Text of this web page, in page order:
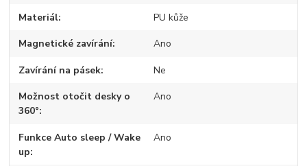
Materiál PU kůže
Magnetické zavírání Ano
Zavírání na pásek Ne
Možnost otočit desky o
360°
Ano
Funkce Auto sleep / Wake
up
Ano